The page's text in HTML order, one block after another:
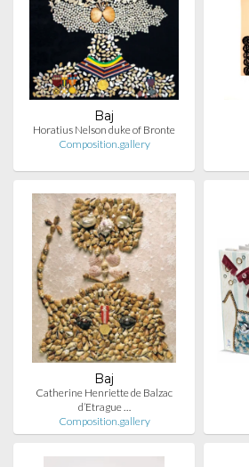
Baj
Horatius Nelson duke of Bronte
Composition.gallery
Baj
Catherine Henriette de Balzac
d’Etrague …
Composition.gallery